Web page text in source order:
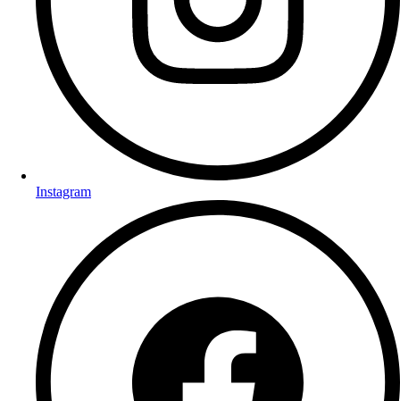
Instagram